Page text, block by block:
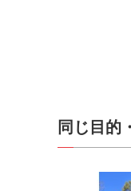
同じ目的